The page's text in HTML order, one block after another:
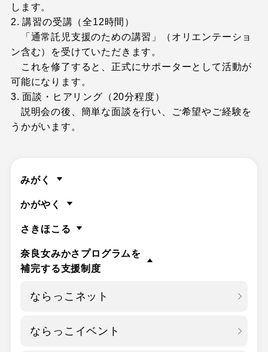
します。
2. 講習の受講（全12時間）
「通常託児支援のための講習」（オリエンテーショ
ン含む）を受けていただきます。
これを修了すると、正式にサポーターとして活動が
可能になります。
3. 面談・ヒアリング（20分程度）
説明会の後、簡単な面談を行い、ご希望やご経験を
うかがいます。
みがく
かがやく
さきほこる
奈良女みかさプログラムを
補完する支援制度
ならっこネット
ならっこイベント